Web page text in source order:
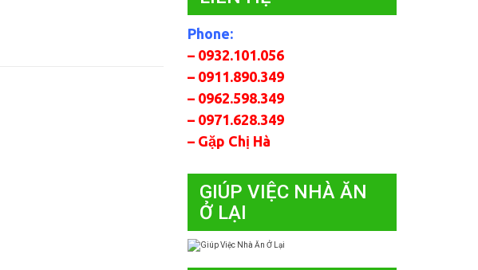
Phone:
– 0932.101.056
– 0911.890.349
– 0962.598.349
– 0971.628.349
– Gặp Chị Hà
GIÚP VIỆC NHÀ ĂN
Ở LẠI